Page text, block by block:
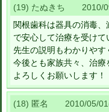
(19) たぬきち 2010/
関根歯科は器具の消毒
で安心して治療を受けて
先生の説明もわかりやす
今後とも家族共々、治療
よろしくお願いします！
(18) 匿名 2010/05/